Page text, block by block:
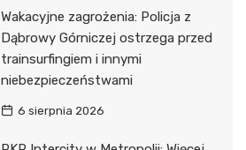
Wakacyjne zagrożenia: Policja z
Dąbrowy Górniczej ostrzega przed
trainsurfingiem i innymi
niebezpieczeństwami
6 sierpnia 2026